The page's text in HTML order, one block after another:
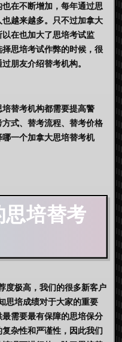
在不断增加，每年通过思
越来越多。只不过加拿大
在也加大了思培考试监
思培考试作弊的时候，很
朋友介绍替考机构。
替考机构都需要提高警
式、替考流程、替考价格
一个加拿大思培替考机
思培替考
度极高，我们的很多新客户
思培成绩对于大家的重要
需要最有保障的思培保分
杂性和严谨性，因此我们